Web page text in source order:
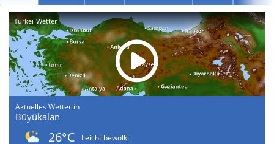
Türkei-Wetter
Aktuelles Wetter in
Büyükalan
26°C
Leicht bewölkt